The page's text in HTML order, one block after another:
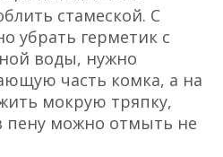
стамеской. С
убрать герметик с
воды, нужно
часть комка, а на
мокрую тряпку,
пену можно отмыть не